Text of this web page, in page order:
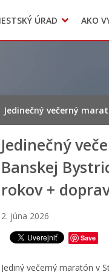
ÚRAD AKO
Jedinečný večerný
Jedinečný
Banskej
rokov +
2. júna 2026
Save
Jediný večerný maratón v